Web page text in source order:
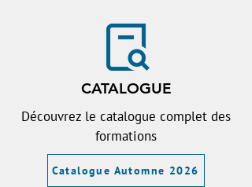
CATALOGUE
Découvrez le catalogue complet des
formations
Catalogue Automne 2026